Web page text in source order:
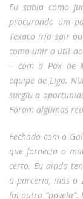
Eu sabia como
procurando um
Texaco iria sair
como unir o útil
– com a Pax de
equipe de Liga.
surgiu a
Foram algumas
Fechado com o
que fornecia o
certo. Eu ainda
a parceria, mas o
foi outra